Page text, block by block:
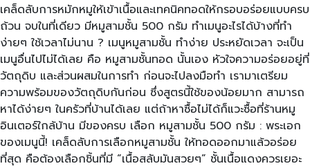
เคล็ดลับการหมักหมูให้เข้าเนื้อและเทคนิคทอดให้กรอบอร่อยแบบครบ
ถ้วน จบในที่เดียว มีหมูสามชั้น 500 กรัม ทำเมนูอะไรได้บ้างที่ทำ
ง่ายๆ ใช้เวลาไม่นาน ? เมนูหมูสามชั้น ทำง่าย ประหยัดเวลา จะเป็น
เมนูอื่นไปไม่ได้เลย คือ หมูสามชั้นทอด นั้นเอง หัวใจความอร่อยอยู่ที่
วัตถุดิบ และส่วนผสมในการทำ ก่อนจะไปลงมือทำ เรามาเตรียม
ความพร้อมของวัตถุดิบกันก่อน ซึ่งสูตรนี้ใช้ของน้อยมาก สามารถ
หาได้ง่ายๆ ในครัวที่บ้านได้เลย แต่ถ้าหาซื้อไม่ได้ก็แวะซื้อที่ร้านหมู
อินเตอร์ใกล้บ้าน มีของครบ เลือก หมูสามชั้น 500 กรัม : พระเอก
ของเมนูนี้! เคล็ดลับการเลือกหมูสามชั้น ให้ทอดออกมาแล้วอร่อย
ที่สุด คือต้องเลือกชิ้นที่มี “เนื้อสลับมันสวยๆ” ชั้นเนื้อแดงควรเยอะ